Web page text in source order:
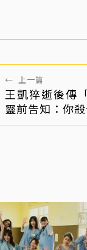
← 上一篇
王凱猝逝後傳
靈前告知：你